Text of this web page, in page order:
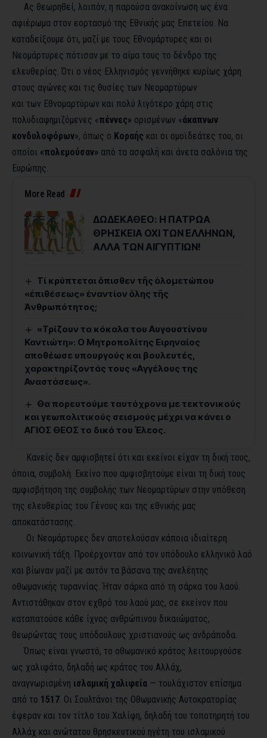
Ας θεωρηθεί, λοιπόν, η παρούσα ανακοίνωση ως ένα
αφιέρωμα στον εορτασμό της Εθνικής μας Επετείου. Να
καταδείξουμε ότι, μαζί με τους Εθνομάρτυρες και οι
Νεομάρτυρες πότισαν με το αίμα τους το δένδρο της
ελευθερίας. Ότι ο νέος Ελληνισμός γεννήθηκε κυρίως χάρη
στους αγώνες και τις θυσίες των Νεομαρτύρων
και των Εθνομαρτύρων και πολύ λιγότερο χάρη στις
πολυδιαφημιζόμενες «πέννες» ορισμένων «άκαπνων
κονδυλοφόρων», όπως ο Κοραής και οι ομοϊδεάτες του, οι
οποίοι «πολεμούσαν» από τα ασφαλή και άνετα σαλόνια της
Ευρώπης.
More Read
ΔΩΔΕΚΑΘΕΟ: Η ΠΑΤΡΩΑ
ΘΡΗΣΚΕΙΑ ΟΧΙ ΤΩΝ ΕΛΛΗΝΩΝ,
ΑΛΛΑ ΤΩΝ ΑΙΓΥΠΤΙΩΝ!
Τί κρύπτεται ὄπισθεν τῆς ὁλομετώπου
«ἐπιθέσεως» ἐναντίον ὅλης τῆς
Ἀνθρωπότητος;
«Τρίζουν τα κόκαλα του Αυγουστίνου
Καντιώτη»: Ο Μητροπολίτης Ειρηναίος
αποθέωσε υπουργούς και βουλευτές,
χαρακτηρίζοντάς τους «Αγγέλους της
Αναστάσεως».
Θα πορευτούμε ταυτόχρονα με τεκτονικούς
και γεωπολιτικούς σεισμούς μέχρι να κάνει ο
ΑΓΙΟΣ ΘΕΟΣ το δικό του Έλεος.
Κανείς δεν αμφισβητεί ότι και εκείνοι είχαν τη δική τους,
όποια, συμβολή. Εκείνο που αμφισβητούμε είναι τη δική τους
αμφισβήτηση της συμβολής των Νεομαρτύρων στην υπόθεση
της ελευθερίας του Γένους και της εθνικής μας
αποκατάστασης.
Οι Νεομάρτυρες δεν αποτελούσαν κάποια ιδιαίτερη
κοινωνική τάξη. Προέρχονταν από τον υπόδουλο ελληνικό λαό
και βίωναν μαζί με αυτόν τα βάσανα της ανελέητης
οθωμανικής τυραννίας. Ήταν σάρκα από τη σάρκα του λαού.
Αντιστάθηκαν στον εχθρό του λαού μας, σε εκείνον που
καταπατούσε κάθε ίχνος ανθρώπινου δικαιώματος,
θεωρώντας τους υπόδουλους χριστιανούς ως ανδράποδα.
Όπως είναι γνωστό, το οθωμανικό κράτος λειτουργούσε
ως χαλιφάτο, δηλαδή ως κράτος του Αλλάχ,
αναγνωρισμένη ισλαμική χαλιφεία — τουλάχιστον επίσημα
από το 1517. Οι Σουλτάνοι της Οθωμανικής Αυτοκρατορίας
έφεραν και τον τίτλο του Χαλίφη, δηλαδή του τοποτηρητή του
Αλλάχ και ανώτατου θρησκευτικού ηγέτη του ισλαμικού